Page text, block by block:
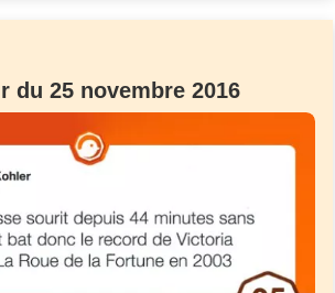
du 25 novembre 2016
C'EST PARTI